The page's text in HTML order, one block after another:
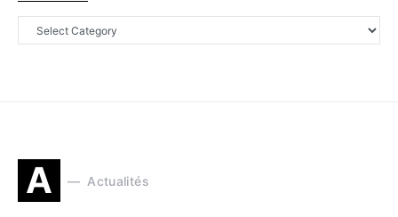
A Actualités